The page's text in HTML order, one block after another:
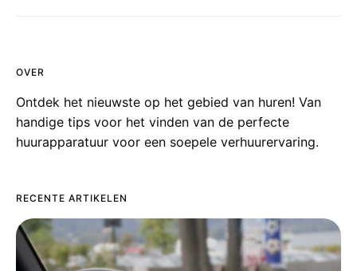
OVER
Ontdek het nieuwste op het gebied van huren! Van
handige tips voor het vinden van de perfecte
huurapparatuur voor een soepele verhuurervaring.
RECENTE ARTIKELEN